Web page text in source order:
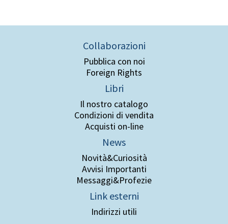
Collaborazioni
Pubblica con noi
Foreign Rights
Libri
Il nostro catalogo
Condizioni di vendita
Acquisti on-line
News
Novità&Curiosità
Avvisi Importanti
Messaggi&Profezie
Link esterni
Indirizzi utili